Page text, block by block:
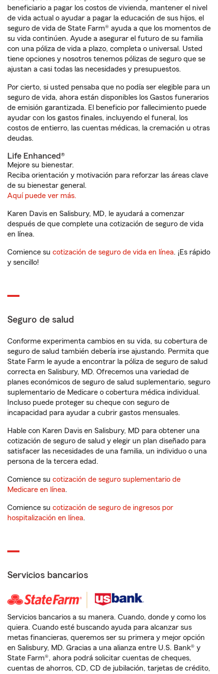
beneficiario a pagar los costos de vivienda, mantener el nivel
de vida actual o ayudar a pagar la educación de sus hijos, el
seguro de vida de State Farm® ayuda a que los momentos de
su vida continúen. Ayude a asegurar el futuro de su familia
con una póliza de vida a plazo, completa o universal. Usted
tiene opciones y nosotros tenemos pólizas de seguro que se
ajustan a casi todas las necesidades y presupuestos.
Por cierto, si usted pensaba que no podía ser elegible para un
seguro de vida, ahora están disponibles los Gastos funerarios
de emisión garantizada. El beneficio por fallecimiento puede
ayudar con los gastos finales, incluyendo el funeral, los
costos de entierro, las cuentas médicas, la cremación u otras
deudas.
Life Enhanced®
Mejore su bienestar.
Reciba orientación y motivación para reforzar las áreas clave
de su bienestar general.
Aquí puede ver más.
Karen Davis en Salisbury, MD, le ayudará a comenzar
después de que complete una cotización de seguro de vida
en línea.
Comience su cotización de seguro de vida en línea. ¡Es rápido
y sencillo!
Seguro de salud
Conforme experimenta cambios en su vida, su cobertura de
seguro de salud también debería irse ajustando. Permita que
State Farm le ayude a encontrar la póliza de seguro de salud
correcta en Salisbury, MD. Ofrecemos una variedad de
planes económicos de seguro de salud suplementario, seguro
suplementario de Medicare o cobertura médica individual.
Incluso puede proteger su cheque con seguro de
incapacidad para ayudar a cubrir gastos mensuales.
Hable con Karen Davis en Salisbury, MD para obtener una
cotización de seguro de salud y elegir un plan diseñado para
satisfacer las necesidades de una familia, un individuo o una
persona de la tercera edad.
Comience su cotización de seguro suplementario de
Medicare en línea.
Comience su cotización de seguro de ingresos por
hospitalización en línea.
Servicios bancarios
Servicios bancarios a su manera. Cuando, donde y como los
quiera. Cuando esté buscando ayuda para alcanzar sus
metas financieras, queremos ser su primera y mejor opción
en Salisbury, MD. Gracias a una alianza entre U.S. Bank® y
State Farm®, ahora podrá solicitar cuentas de cheques,
cuentas de ahorros, CD, CD de jubilación, tarjetas de crédito,